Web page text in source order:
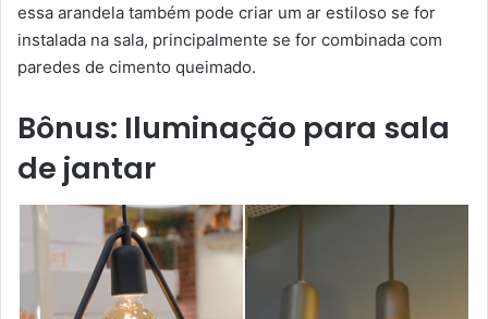
essa arandela também pode criar um ar estiloso se for
instalada na sala, principalmente se for combinada com
paredes de cimento queimado.
Bônus: Iluminação para sala
de jantar